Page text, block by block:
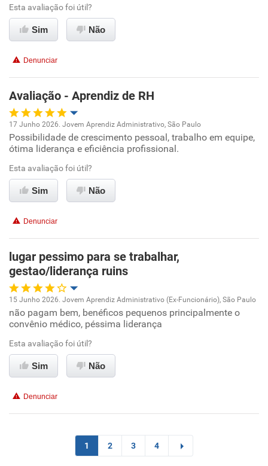
Ambiente de trabalho
Conciliação com a vida familiar
Não recomenda esta empresa
Recomenda a diretoria
Esta avaliação foi útil?
Sim Não
Denunciar
Avaliação - Aprendiz de RH
Oportunidade de promoção
Ambiente de trabalho
Conciliação com a vida familiar
Recomenda esta empresa
Recomenda a diretoria
17 Junho 2026. Jovem Aprendiz Administrativo, São Paulo
Possibilidade de crescimento pessoal, trabalho em equipe,
ótima liderança e eficiência profissional.
Esta avaliação foi útil?
Sim Não
Denunciar
lugar pessimo para se trabalhar,
gestao/liderança ruins
Oportunidade de promoção
Ambiente de trabalho
Conciliação com a vida familiar
Não recomenda esta empresa
Não recomenda a diretoria
15 Junho 2026. Jovem Aprendiz Administrativo (Ex-Funcionário), São Paulo
não pagam bem, benéficos pequenos principalmente o
convênio médico, péssima liderança
Esta avaliação foi útil?
Sim Não
Denunciar
1 2 3 4